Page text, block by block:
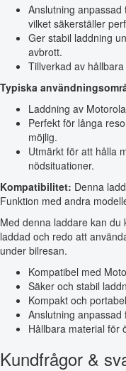
Anslutning
vilket säkerställer
Ger stabil laddning
avbrott.
Tillverkad av
Typiska
Laddning av
Perfekt för långa
möjlig.
Utmärkt för att hålla
nödsituationer.
Kompatibilitet: Denna
Funktion med andra
Med denna laddare kan
laddad och redo att
under bilresan.
Kompatibel med
Säker och stabil
Kompakt och
Anslutning anpassad
Hållbara material för
Kundfrågor &